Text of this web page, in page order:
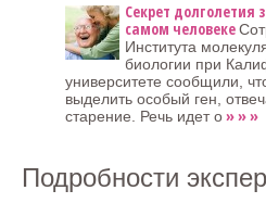
Секрет долголетия
самом человеке
Института
биологии при
университете сообщили,
выделить особый ген,
старение. Речь идет о» » »
Подробности